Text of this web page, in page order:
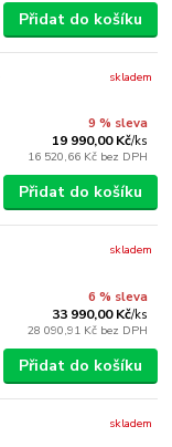
Přidat do košíku
9 % sleva
19 990,00 Kč/ks
16 520,66 Kč bez DPH
skladem
Přidat do košíku
6 % sleva
33 990,00 Kč/ks
28 090,91 Kč bez DPH
skladem
Přidat do košíku
skladem